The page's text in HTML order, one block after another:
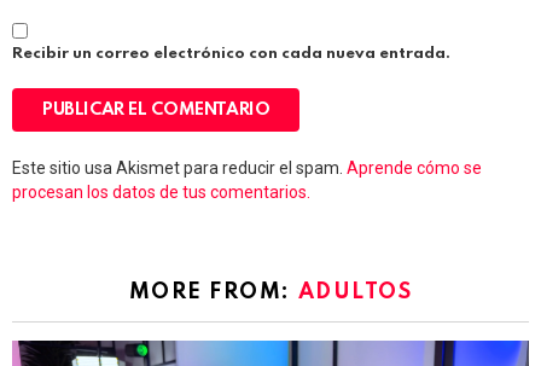
Recibir un correo electrónico con cada nueva entrada.
Este sitio usa Akismet para reducir el spam. Aprende cómo se
procesan los datos de tus comentarios.
MORE FROM: ADULTOS